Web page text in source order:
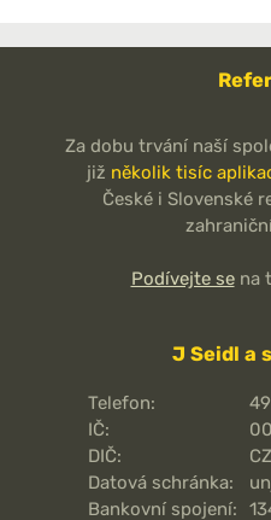
Za dobu trvání naší
již několik tisíc
České i Slovenské
Podívejte sena
J Seidl a
Telefon:
IČ:
DIČ:
Datová schránka:
Bankovní spojení: